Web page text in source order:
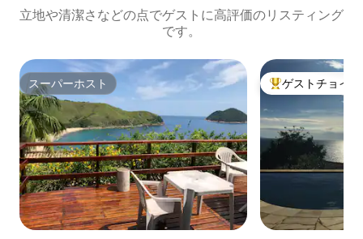
立地や清潔さなどの点でゲストに高評価のリスティング
です。
スーパーホスト
スーパーホスト 大好評のゲスト
ゲストチョイス